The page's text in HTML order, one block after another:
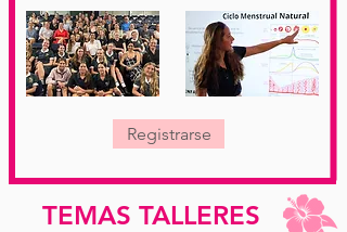
Registrarse
TEMAS TALLERES